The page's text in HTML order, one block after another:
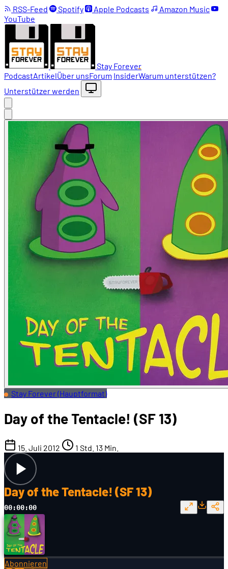
RSS-Feed Spotify Apple Podcasts
Amazon Music
YouTube
Stay Forever
PodcastArtikelÜber unsForum InsiderWarum unterstützen?
Unterstützer werden
Stay Forever (Hauptformat)
Day of the Tentacle! (SF 13)
15. Juli 2012 1 Std. 13 Min.
Day of the Tentacle! (SF 13)
00:00:00
Abonnieren